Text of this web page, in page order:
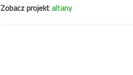
Zobacz projektaltany